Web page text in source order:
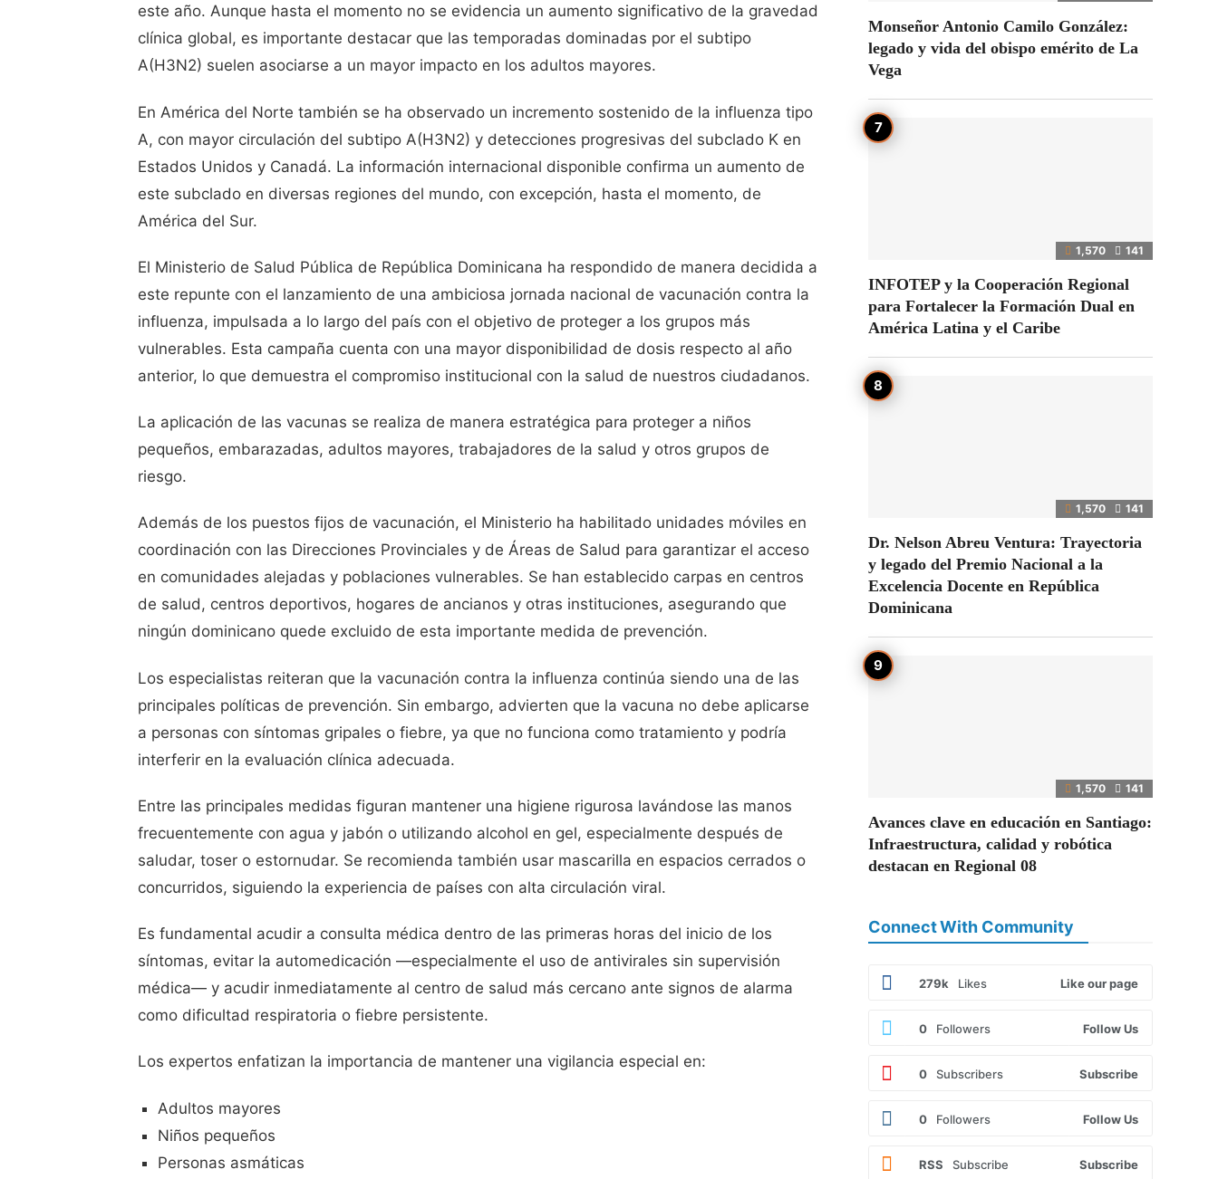
este año. Aunque hasta el momento no se evidencia un aumento significativo de la gravedad
clínica global, es importante destacar que las temporadas dominadas por el subtipo
A(H3N2) suelen asociarse a un mayor impacto en los adultos mayores.
En América del Norte también se ha observado un incremento sostenido de la influenza tipo
A, con mayor circulación del subtipo A(H3N2) y detecciones progresivas del subclado K en
Estados Unidos y Canadá. La información internacional disponible confirma un aumento de
este subclado en diversas regiones del mundo, con excepción, hasta el momento, de
América del Sur.
El Ministerio de Salud Pública de República Dominicana ha respondido de manera decidida a
este repunte con el lanzamiento de una ambiciosa jornada nacional de vacunación contra la
influenza, impulsada a lo largo del país con el objetivo de proteger a los grupos más
vulnerables. Esta campaña cuenta con una mayor disponibilidad de dosis respecto al año
anterior, lo que demuestra el compromiso institucional con la salud de nuestros ciudadanos.
La aplicación de las vacunas se realiza de manera estratégica para proteger a niños
pequeños, embarazadas, adultos mayores, trabajadores de la salud y otros grupos de
riesgo.
Además de los puestos fijos de vacunación, el Ministerio ha habilitado unidades móviles en
coordinación con las Direcciones Provinciales y de Áreas de Salud para garantizar el acceso
en comunidades alejadas y poblaciones vulnerables. Se han establecido carpas en centros
de salud, centros deportivos, hogares de ancianos y otras instituciones, asegurando que
ningún dominicano quede excluido de esta importante medida de prevención.
Los especialistas reiteran que la vacunación contra la influenza continúa siendo una de las
principales políticas de prevención. Sin embargo, advierten que la vacuna no debe aplicarse
a personas con síntomas gripales o fiebre, ya que no funciona como tratamiento y podría
interferir en la evaluación clínica adecuada.
Entre las principales medidas figuran mantener una higiene rigurosa lavándose las manos
frecuentemente con agua y jabón o utilizando alcohol en gel, especialmente después de
saludar, toser o estornudar. Se recomienda también usar mascarilla en espacios cerrados o
concurridos, siguiendo la experiencia de países con alta circulación viral.
Es fundamental acudir a consulta médica dentro de las primeras horas del inicio de los
síntomas, evitar la automedicación —especialmente el uso de antivirales sin supervisión
médica— y acudir inmediatamente al centro de salud más cercano ante signos de alarma
como dificultad respiratoria o fiebre persistente.
Los expertos enfatizan la importancia de mantener una vigilancia especial en:
Adultos mayores
Niños pequeños
Personas asmáticas
Monseñor Antonio Camilo González:
legado y vida del obispo emérito de La
Vega
1,570 141
INFOTEP y la Cooperación Regional
para Fortalecer la Formación Dual en
América Latina y el Caribe
1,570 141
Dr. Nelson Abreu Ventura: Trayectoria
y legado del Premio Nacional a la
Excelencia Docente en República
Dominicana
1,570 141
Avances clave en educación en Santiago:
Infraestructura, calidad y robótica
destacan en Regional 08
Connect With Community
279k Likes Like our page
0 Followers Follow Us
0 Subscribers Subscribe
0 Followers Follow Us
RSS Subscribe Subscribe